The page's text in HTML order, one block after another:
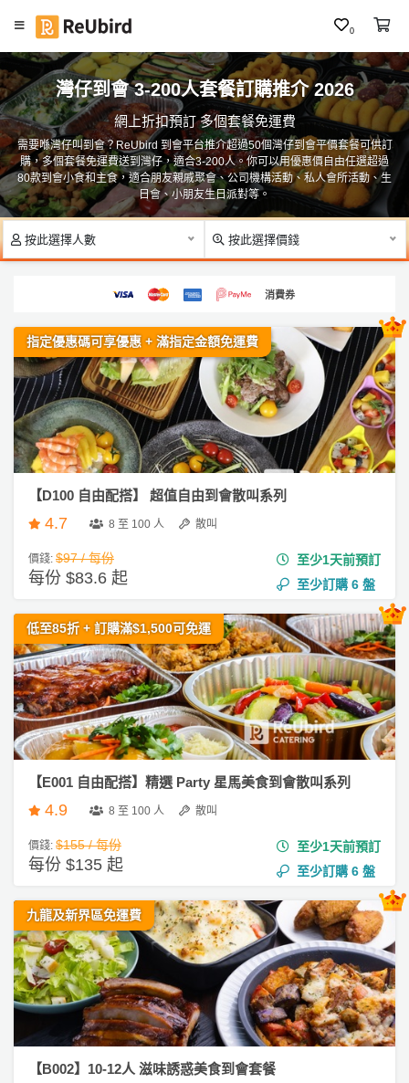
0
繁
中
E
N
F
A
Q
註
冊
服
務
及
P
a
r
t
y
R
o
到
會
食
特
色
蛋
糕
花
束
活
動
類
型
搞
r
y
朋
友
聚
會
慶
生
日
活
活
動
攻
略
員
劃
會
需
知
社
軟
#
聖
誕
到
會
#
大
食
會
會
#
P
ar
ty
派
對
生
日
#
婚
禮
到
會
#
到
業
活
動
到
會
親
灣仔到會 3-200人套餐訂購推介 2026
網上折扣預訂 多個套餐免運費
需要喺灣仔叫到會？ReUbird 到會平台推介超過50個灣仔到會平價套餐可供訂
購，多個套餐免運費送到灣仔，適合3-200人。你可以用優惠價自由任選超過
80款到會小食和主食，適合朋友親戚聚會、公司機構活動、私人會所活動、生
日會、小朋友生日派對等。
按此選擇人數 按此選擇價錢
消費券
指定優惠碼可享優惠 + 滿指定金額免運費
【D100 自由配搭】 超值自由到會散叫系列
4.7 8 至 100 人 散叫
價錢: $97 / 每份
每份 $83.6 起
至少1天前預訂
至少訂購 6 盤
低至85折 + 訂購滿$1,500可免運
【E001 自由配搭】精選 Party 星馬美食到會散叫系列
4.9 8 至 100 人 散叫
價錢: $155 / 每份
每份 $135 起
至少1天前預訂
至少訂購 6 盤
九龍及新界區免運費
【B002】10-12人 滋味誘惑美食到會套餐